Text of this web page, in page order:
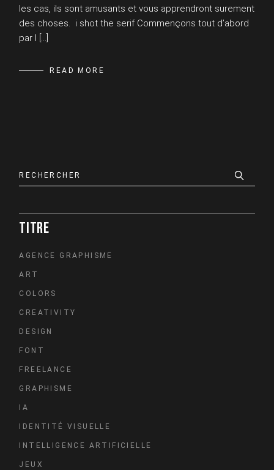
les cas, ils sont amusants et vous apprendront surement
des choses. i shot the serif Commençons tout d’abord
par I […]
READ MORE
TITRE
AGENCE GRAPHISME
ART
COLORS
CREATIVITY
DESIGN
FONT
FREELANCE
GRAPHISME
IA
IDENTITÉ VISUELLE
INTELLIGENCE ARTIFICIELLE
JEUX